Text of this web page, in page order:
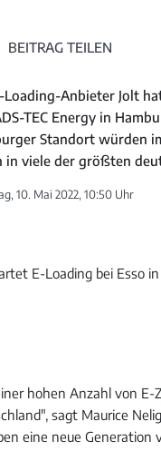
BEITRAG TEILEN
Loading-Anbieter Jolt
TEC Energy in
Standort würden
in viele der größten
10. Mai 2022, 10:50 Uhr
hohen Anzahl von
sagt Maurice
eine neue Generation